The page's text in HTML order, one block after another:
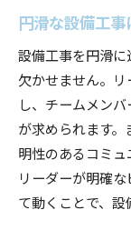
円滑な設備工
設備工事を円滑
欠かせません。
し、チームメン
が求められます
明性のあるコミュ
リーダーが明確
て動くことで、設